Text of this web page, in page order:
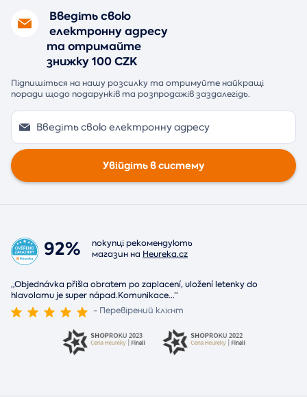
Введіть свою
електронну адресу
та отримайте
знижку 100 CZK
Підпишіться на нашу розсилку та отримуйте найкращі
поради щодо подарунків та розпродажів заздалегідь.
Увійдіть в систему
92%
покупці рекомендують
магазин на Heureka.cz
„Objednávka přišla obratem po zaplacení, uložení letenky do
hlavolamu je super nápad.Komunikace...“
- Перевірений клієнт